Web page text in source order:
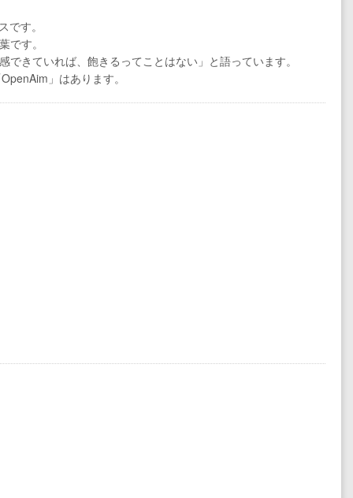
す。
す。
きていれば、飽きるってことはない」と語っています。
」はあります。